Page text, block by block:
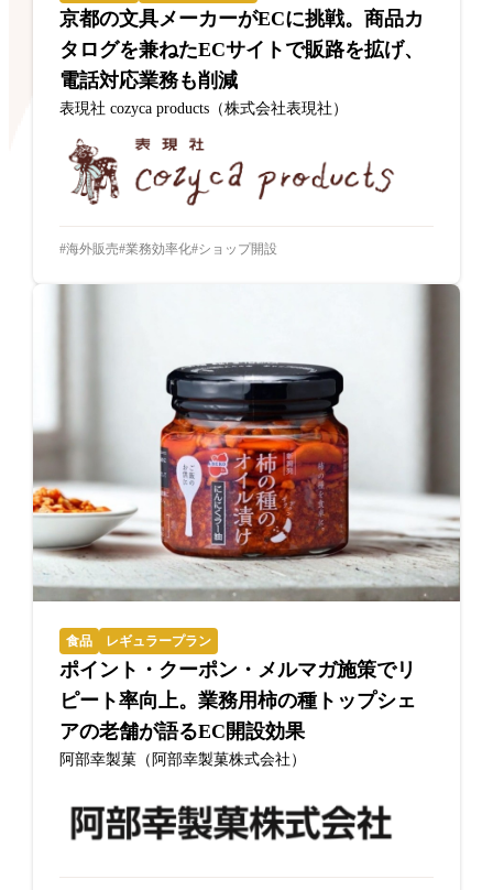
京都の文具メーカーがECに挑戦。商品カ
タログを兼ねたECサイトで販路を拡げ、
電話対応業務も削減
表現社 cozyca products（株式会社表現社）
海外販売 業務効率化 ショップ開設
食品 レギュラープラン
ポイント・クーポン・メルマガ施策でリ
ピート率向上。業務用柿の種トップシェ
アの老舗が語るEC開設効果
阿部幸製菓（阿部幸製菓株式会社）